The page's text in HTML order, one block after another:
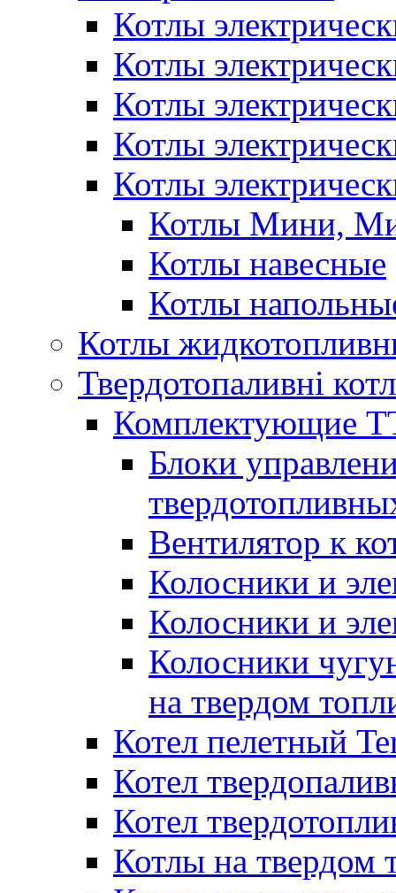
Котлы
Котлы
Котлы
Котлы
Котлы
Котлы Мини,
Котлы навесные
Котлы
Котлы
Твердотопаливні
Комплектующие
Блоки
Вентилятор к
Колосники и
Колосники и
Колосники
на твердом
Котел пелетный
Котел
Котел
Котлы на твердом